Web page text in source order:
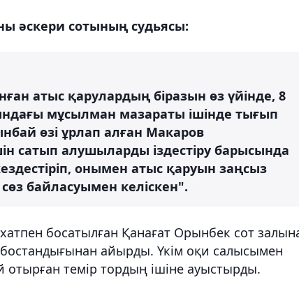
әскери сотының судьясы:
атыс қарулардың біразын өз үйінде, 8
мұсылман мазараты ішінде тығып
өзі ұрлап алған Макаров
сатып алушыларды іздестіру барысында
онымен атыс қаруын заңсыз
байласуымен келіскен".
босатылған Қанағат Орынбек сот
айырды. Үкім оқи салысымен
темір тордың ішіне ауыстырды.